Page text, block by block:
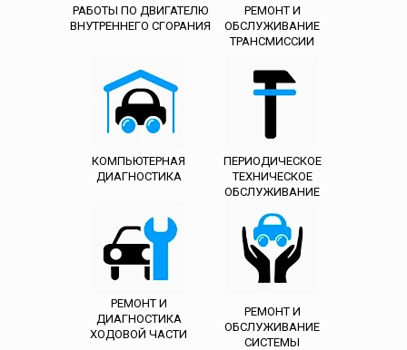
РАБОТЫ ПО ДВИГАТЕЛЮ
ВНУТРЕННЕГО СГОРАНИЯ
РЕМОНТ И
ОБСЛУЖИВАНИЕ
ТРАНСМИССИИ
КОМПЬЮТЕРНАЯ
ДИАГНОСТИКА
ПЕРИОДИЧЕСКОЕ
ТЕХНИЧЕСКОЕ
ОБСЛУЖИВАНИЕ
РЕМОНТ И
ДИАГНОСТИКА
ХОДОВОЙ ЧАСТИ
РЕМОНТ И
ОБСЛУЖИВАНИЕ
СИСТЕМЫ